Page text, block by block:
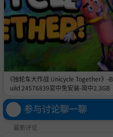
《独轮车大作战 Unicycle Together》-B
uild 24576839官中免安装-简中2.3GB
参与讨论聊一聊
最新评论